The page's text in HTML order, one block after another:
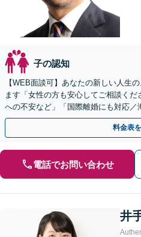
子の認知
【WEB面談可】あなたの新しい人生
ます「女性の方も安心してご相談く
への不安など」「国際離婚にも対応／
離婚問題」【休日・夜間相談可】
料金表
電話でお問い合わせ
井